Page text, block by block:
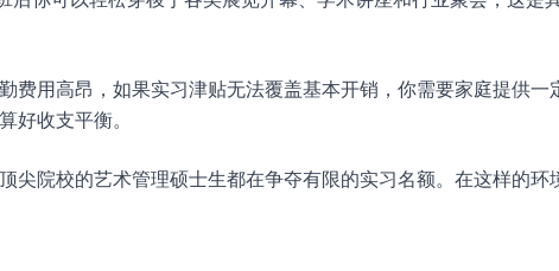
费用高昂，如果实习津贴无法覆盖基本开销，你需要家庭提供一
好收支平衡。
尖院校的艺术管理硕士生都在争夺有限的实习名额。在这样的环